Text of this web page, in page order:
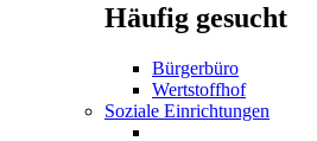
Häufig gesucht
Bürgerbüro
Wertstoffhof
Soziale Einrichtungen